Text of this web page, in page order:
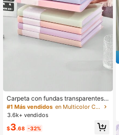
Carpeta con fundas transparentes d
e 30 páginas tamaño A4, organizad
or de archivos para estudiantes par
nes, tarjeta de cubierta aleatoria
#1 Más vendidos
en Multicolor Chaquetas de archivo y bolsillos de
3.6k+ vendidos
$3.68 -32%